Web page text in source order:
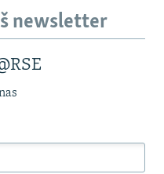
newsletter